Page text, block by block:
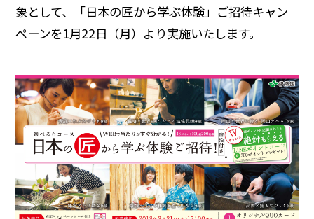
学会発表・論文
共同研究公募制度 伊藤園ウェルネスフォーラム
研究開発トップ
業績・財務情報
IRイベント
IRライブラリ
ディスクロージャーポリシー
よくいただくご質問
採用サイト 商品情報サイト
グローバルサイト お問い合わせ
象として、「日本の匠から学ぶ体験」ご招待キャン
ペーンを1月22日（月）より実施いたします。